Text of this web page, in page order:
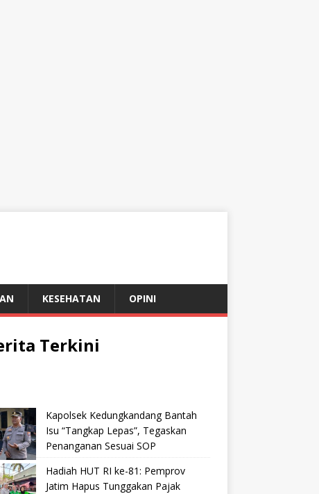
KESEHATAN OPINI
Terkini
Kapolsek Kedungkandang Bantah
Isu “Tangkap Lepas”, Tegaskan
Penanganan Sesuai SOP
Hadiah HUT RI ke-81: Pemprov
Jatim Hapus Tunggakan Pajak